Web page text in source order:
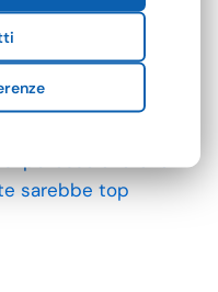
potesse avere le
sarebbe top